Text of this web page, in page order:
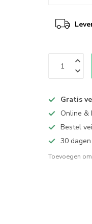
Gratis
Online &
Bestel
30
Toevoegen